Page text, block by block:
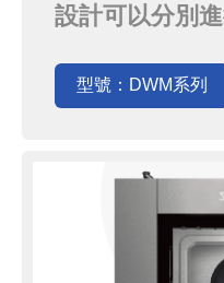
設計可以分別
seamless
定可靠且擁有
型號：DWM系列